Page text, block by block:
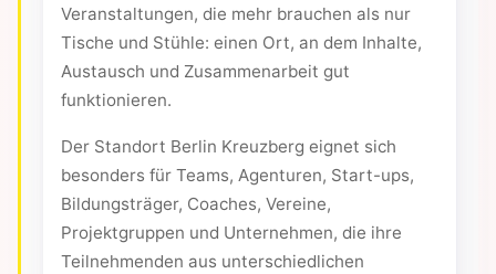
Veranstaltungen, die mehr brauchen als nur
Tische und Stühle: einen Ort, an dem Inhalte,
Austausch und Zusammenarbeit gut
funktionieren.
Der Standort Berlin Kreuzberg eignet sich
besonders für Teams, Agenturen, Start-ups,
Bildungsträger, Coaches, Vereine,
Projektgruppen und Unternehmen, die ihre
Teilnehmenden aus unterschiedlichen